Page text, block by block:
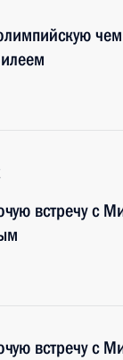
встречу с
встречу с